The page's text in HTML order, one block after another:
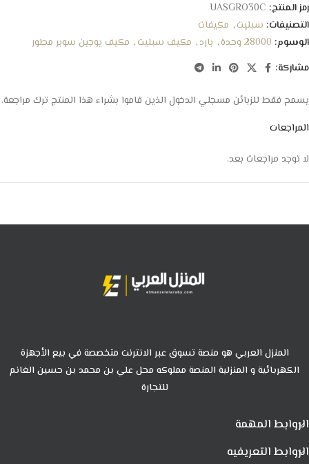
رمز المنتج: UASGRO30C
التصنيفات: سبليت, مكيفات
الوسوم: 28000 وحدة , بارد, مكيف سبليت, مكيف يوجين سوبر مطور
مشاركة:
المراجعات
لا توجد مراجعات بعد.
يسمح فقط للزبائن مسجلي الدخول الذين قاموا بشراء هذا المنتج ترك مراجعة.
المنزل العربي هو منصة تسوق عبر الانترنت متخصصة في بيع الأجهزة
الكهربائية و المنزلية المنصة مملوكه محل علي بن محمد بن حسين الغانم
للتجارة
الروابط المهمة
الروابط التعريفيه